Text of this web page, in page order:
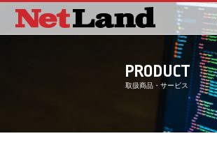
PRODUCT
取扱商品・サービス